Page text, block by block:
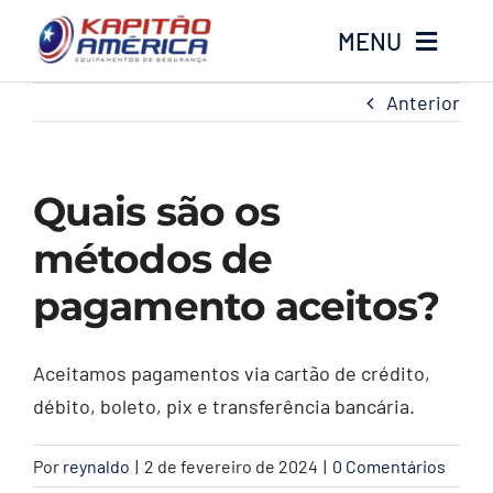
o
MENU
Home
Produtos
Calçados
Luvas
Altura
Óculos
Anterior
Quais são os
métodos de
pagamento aceitos?
Aceitamos pagamentos via cartão de crédito,
débito, boleto, pix e transferência bancária.
Por reynaldo | 2 de fevereiro de 2024 | 0 Comentários